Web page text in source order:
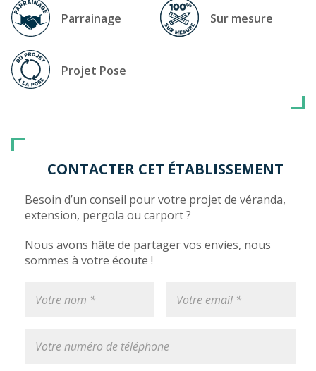
Parrainage Sur mesure
Projet Pose
CONTACTER CET ÉTABLISSEMENT
Besoin d’un conseil pour votre projet de véranda,
extension, pergola ou carport ?
Nous avons hâte de partager vos envies, nous
sommes à votre écoute !